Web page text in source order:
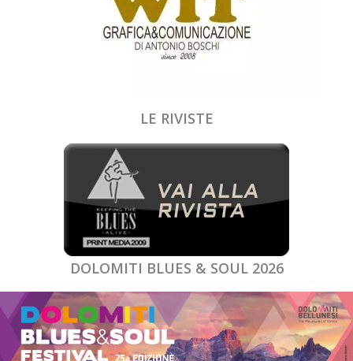
LE RIVISTE
DOLOMITI BLUES & SOUL 2026